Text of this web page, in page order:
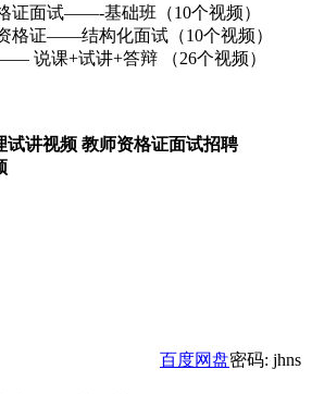
证面试——-基础班（10个视频）
格证——结构化面试（10个视频）
说课+试讲+答辩 （26个视频）
试讲视频 教师资格证面试招聘
百度网盘密码: jhns